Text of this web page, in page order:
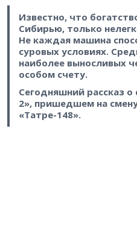
Известно, что
Сибирью, только
Не каждая машина
суровых условиях.
наиболее выносливых
особом счету.
Сегодняшний рассказ о
2», пришедшем на
«Татре-148».